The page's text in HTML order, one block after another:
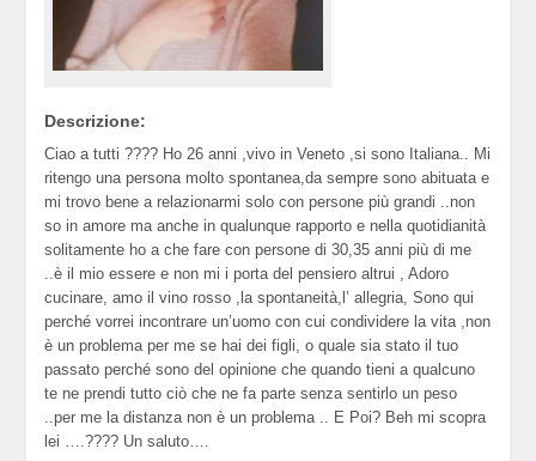
Descrizione:
Ciao a tutti ???? Ho 26 anni ,vivo in Veneto ,si sono Italiana.. Mi
ritengo una persona molto spontanea,da sempre sono abituata e
mi trovo bene a relazionarmi solo con persone più grandi ..non
so in amore ma anche in qualunque rapporto e nella quotidianità
solitamente ho a che fare con persone di 30,35 anni più di me
..è il mio essere e non mi i porta del pensiero altrui , Adoro
cucinare, amo il vino rosso ,la spontaneità,l’ allegria, Sono qui
perché vorrei incontrare un’uomo con cui condividere la vita ,non
è un problema per me se hai dei figli, o quale sia stato il tuo
passato perché sono del opinione che quando tieni a qualcuno
te ne prendi tutto ciò che ne fa parte senza sentirlo un peso
..per me la distanza non è un problema .. E Poi? Beh mi scopra
lei ….???? Un saluto….